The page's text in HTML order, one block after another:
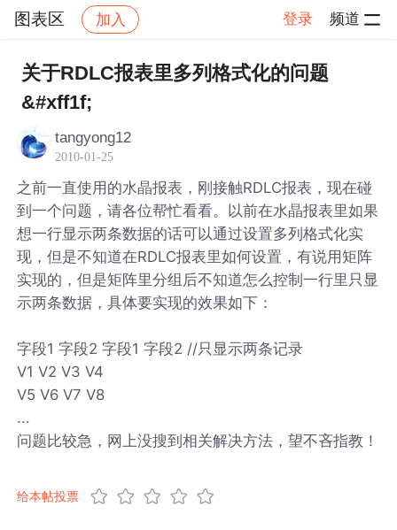
图表区 加入 登录 频道
社区 图表区 帖子详情
关于RDLC报表里多列格式化的问题
&#xff1f;
tangyong12
2010-01-25
之前一直使用的水晶报表，刚接触RDLC报表，现在碰
到一个问题，请各位帮忙看看。以前在水晶报表里如果
想一行显示两条数据的话可以通过设置多列格式化实
现，但是不知道在RDLC报表里如何设置，有说用矩阵
实现的，但是矩阵里分组后不知道怎么控制一行里只显
示两条数据，具体要实现的效果如下：
字段1 字段2 字段1 字段2 //只显示两条记录
V1 V2 V3 V4
V5 V6 V7 V8
...
问题比较急，网上没搜到相关解决方法，望不吝指教！
给本帖投票